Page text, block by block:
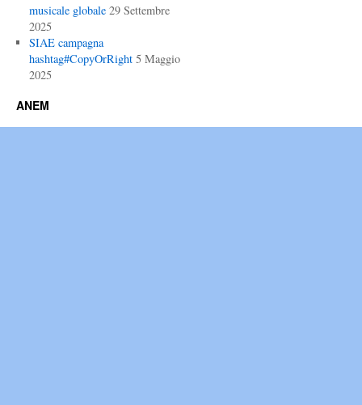
musicale globale 29 Settembre
2025
SIAE campagna
hashtag#CopyOrRight 5 Maggio
2025
ANEM